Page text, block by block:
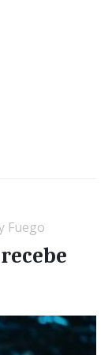
Fuego